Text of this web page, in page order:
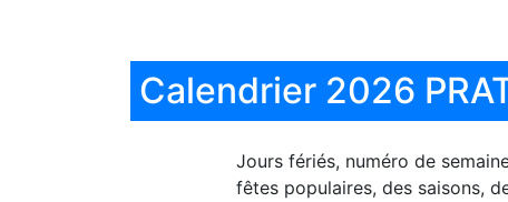
Calendrier 2026
Jours fériés, numéro de
fêtes populaires, des saisons,